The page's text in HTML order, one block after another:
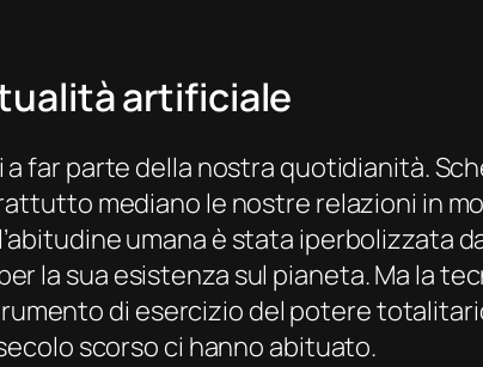
artificiale
far parte della nostra quotidianità.
mediano le nostre relazioni in
umana è stata iperbolizzata
la sua esistenza sul pianeta. Ma la
di esercizio del potere
scorso ci hanno abituato.